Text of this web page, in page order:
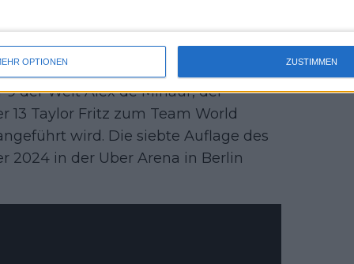
OPTIONEN ZUSTIMMEN
und ist sowohl im Einzel als
und seinem unbändigen
der Welt Alex de Minaur, der
13 Taylor Fritz zum Team World
wird. Die siebte Auflage des
2024 in der Uber Arena in Berlin